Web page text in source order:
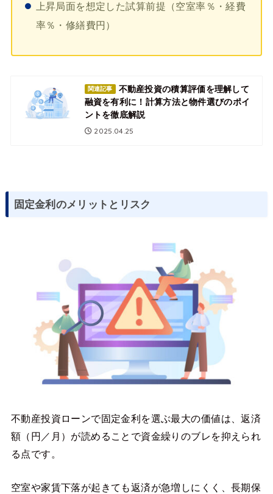
上昇局面を想定した試算前提（空室率％・経費
率％・修繕費円）
関連記事
不動産投資の積算評価を理解して
融資を有利に！計算方法と物件選びのポイ
ントを徹底解説
2025.04.25
固定金利のメリットとリスク
不動産投資ローンで固定金利を選ぶ最大の価値は、返済
額（円／月）が読めることで資金繰りのブレを抑えられ
る点です。
空室や家賃下落が起きても返済が急増しにくく、長期保